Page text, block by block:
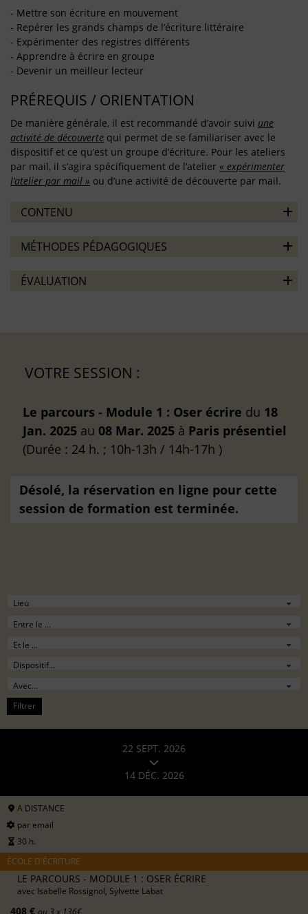
- Mettre son écriture en mouvement
- Repérer les grands champs de l’écriture littéraire
- Expérimenter des registres différents
- Apprendre à écrire en groupe
- Devenir un meilleur lecteur
PRÉREQUIS / ORIENTATION
De manière générale, il est recommandé d’avoir suivi une
activité de découverte qui permet de se familiariser avec le
dispositif et ce qu’est un groupe d’écriture. Pour les ateliers
par mail, il s’agira spécifiquement de l’atelier « expérimenter
l’atelier par mail » ou d’une activité de découverte par mail.
CONTENU
MÉTHODES PÉDAGOGIQUES
ÉVALUATION
VOTRE SESSION :
Le parcours - Module 1 : Oser écrire du 18
Jan. 2025 au 08 Mar. 2025 à Paris présentiel
(Durée : 24 h. ; 10h-13h / 14h-17h )
Désolé, la réservation en ligne pour cette
session de formation est terminée.
Filtrer
22 SEPT. 2026
14 DÉC. 2026
A DISTANCE
par email
30 h.
ÉCOLE D'ÉCRITURE
LE PARCOURS - MODULE 1 : OSER ÉCRIRE
avec Isabelle Rossignol, Sylvette Labat
408 € ou 3 x 136€